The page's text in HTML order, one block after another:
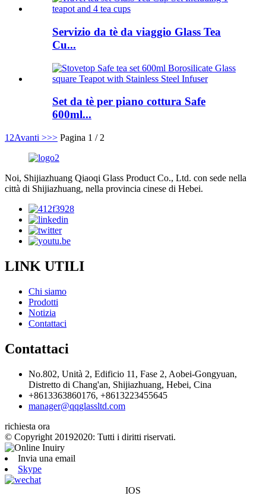
Servizio da tè da viaggio Glass Tea
Cu...
Set da tè per piano cottura Safe
600ml...
1 2Avanti >>> Pagina 1 / 2
Noi, Shijiazhuang Qiaoqi Glass Product Co., Ltd. con sede nella
città di Shijiazhuang, nella provincia cinese di Hebei.
LINK UTILI
Chi siamo
Prodotti
Notizia
Contattaci
Contattaci
No.802, Unità 2, Edificio 11, Fase 2, Aobei-Gongyuan,
Distretto di Chang'an, Shijiazhuang, Hebei, Cina
+8613363860176, +8613223455645
manager@qqglassltd.com
richiesta ora
© Copyright 20192020: Tutti i diritti riservati.
Invia una email
Skype
IOS